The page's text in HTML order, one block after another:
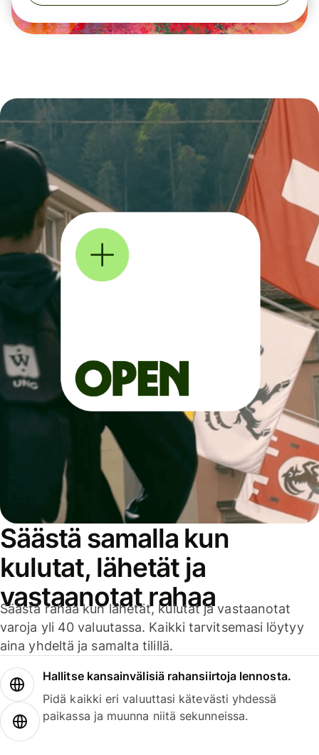
Säästä samalla kun
kulutat, lähetät ja
vastaanotat rahaa
Säästä rahaa kun lähetät, kulutat ja vastaanotat
varoja yli 40 valuutassa. Kaikki tarvitsemasi löytyy
aina yhdeltä ja samalta tilillä.
Hallitse kansainvälisiä rahansiirtoja lennosta.
Pidä kaikki eri valuuttasi kätevästi yhdessä
paikassa ja muunna niitä sekunneissa.